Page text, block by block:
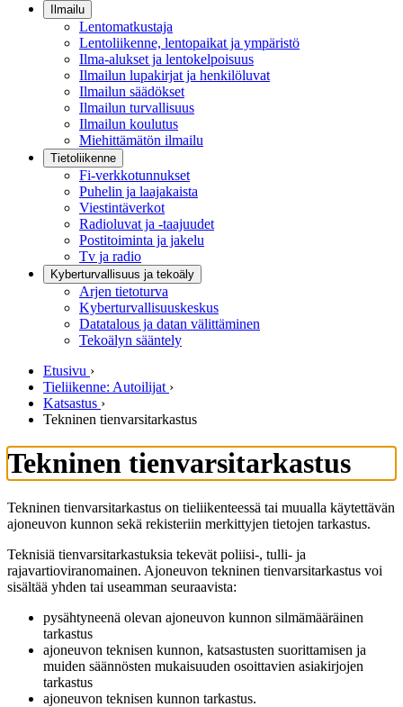
Ilmailu
Lentomatkustaja
Lentoliikenne, lentopaikat ja ympäristö
Ilma-alukset ja lentokelpoisuus
Ilmailun lupakirjat ja henkilöluvat
Ilmailun säädökset
Ilmailun turvallisuus
Ilmailun koulutus
Miehittämätön ilmailu
Tietoliikenne
Fi-verkkotunnukset
Puhelin ja laajakaista
Viestintäverkot
Radioluvat ja -taajuudet
Postitoiminta ja jakelu
Tv ja radio
Kyberturvallisuus ja tekoäly
Arjen tietoturva
Kyberturvallisuuskeskus
Datatalous ja datan välittäminen
Tekoälyn sääntely
Etusivu ›
Tieliikenne: Autoilijat ›
Katsastus ›
Tekninen tienvarsitarkastus
Tekninen tienvarsitarkastus
Tekninen tienvarsitarkastus on tieliikenteessä tai muualla käytettävän
ajoneuvon kunnon sekä rekisteriin merkittyjen tietojen tarkastus.
Teknisiä tienvarsitarkastuksia tekevät poliisi-, tulli- ja
rajavartioviranomainen. Ajoneuvon tekninen tienvarsitarkastus voi
sisältää yhden tai useamman seuraavista:
pysähtyneenä olevan ajoneuvon kunnon silmämääräinen
tarkastus
ajoneuvon teknisen kunnon, katsastusten suorittamisen ja
muiden säännösten mukaisuuden osoittavien asiakirjojen
tarkastus
ajoneuvon teknisen kunnon tarkastus.